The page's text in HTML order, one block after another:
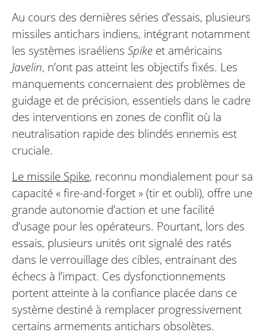
Au cours des dernières séries d’essais, plusieurs
missiles antichars indiens, intégrant notamment
les systèmes israéliens Spike et américains
Javelin, n’ont pas atteint les objectifs fixés. Les
manquements concernaient des problèmes de
guidage et de précision, essentiels dans le cadre
des interventions en zones de conflit où la
neutralisation rapide des blindés ennemis est
cruciale.
Le missile Spike, reconnu mondialement pour sa
capacité « fire-and-forget » (tir et oubli), offre une
grande autonomie d’action et une facilité
d’usage pour les opérateurs. Pourtant, lors des
essais, plusieurs unités ont signalé des ratés
dans le verrouillage des cibles, entrainant des
échecs à l’impact. Ces dysfonctionnements
portent atteinte à la confiance placée dans ce
système destiné à remplacer progressivement
certains armements antichars obsolètes.